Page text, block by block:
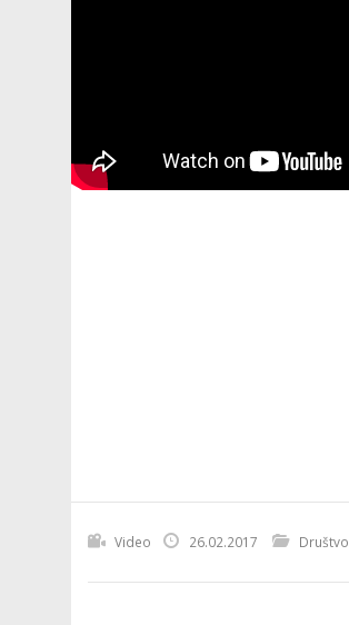
Video 26.02.2017 Društvo